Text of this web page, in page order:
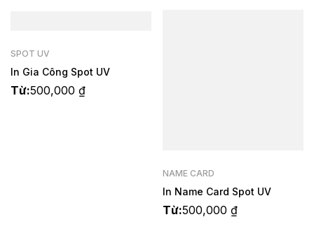
SPOT UV
In Gia Công Spot UV
Từ:500,000 ₫
NAME CARD
In Name Card Spot UV
Từ:500,000 ₫